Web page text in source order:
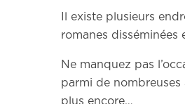
Il existe plusieurs
romanes disséminées
Ne manquez pas
parmi de
plus encore…